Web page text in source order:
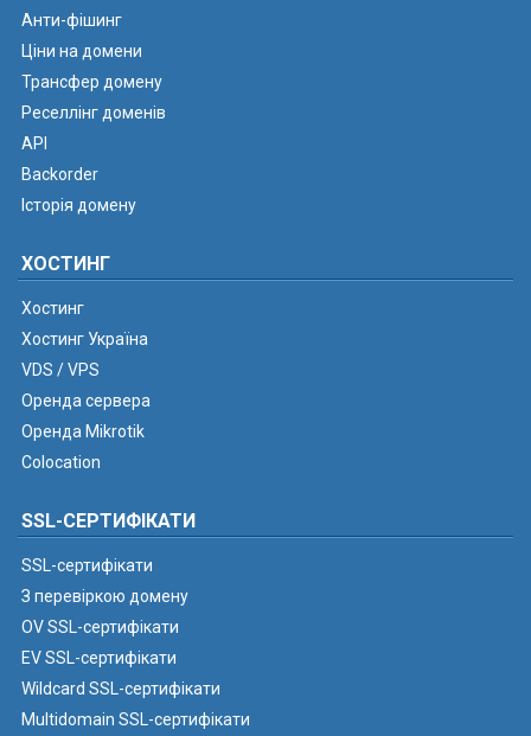
Анти-фішинг
Ціни на домени
Трансфер домену
Реселлінг доменів
API
Backorder
Історія домену
ХОСТИНГ
Хостинг
Хостинг Україна
VDS / VPS
Оренда сервера
Оренда Mikrotik
Colocation
SSL-СЕРТИФІКАТИ
SSL-сертифікати
З перевіркою домену
OV SSL-сертифікати
EV SSL-сертифікати
Wildcard SSL-сертифікати
Multidomain SSL-сертифікати